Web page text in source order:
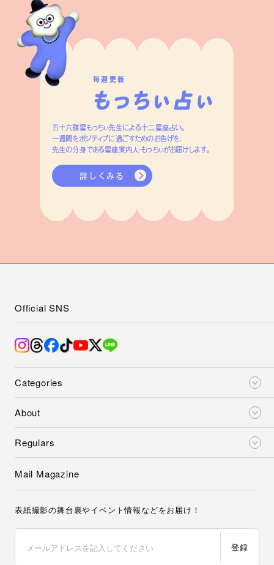
毎週更新
五十六謀星もっちぃ先生による十二星座占い。
一週間をポジティブに過ごすためのお告げを、
先生の分身である星座案内人・もっちぃがお届けします。
詳しくみる
Categories
About
Regulars
Official SNS
Mail Magazine
表紙撮影の舞台裏やイベント情報などをお届け！
登録